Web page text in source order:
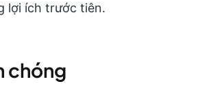
lợi ích trước tiên.
chóng